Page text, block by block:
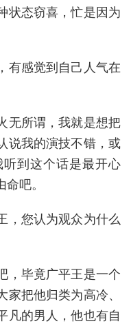
状态窃喜，忙是因为
有感觉到自己人气在
无所谓，我就是想把
说我的演技不错，或
到这个话是最开心
吧。
，您认为观众为什么
，毕竟广平王是一个
把他归类为高冷、
凡的男人，他也有自